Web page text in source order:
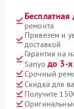
Бесплатная
ремонта
Привезем и
доставкой
Гарантия на
Sanyo до 3-х
Срочный
Скидка для
Получите